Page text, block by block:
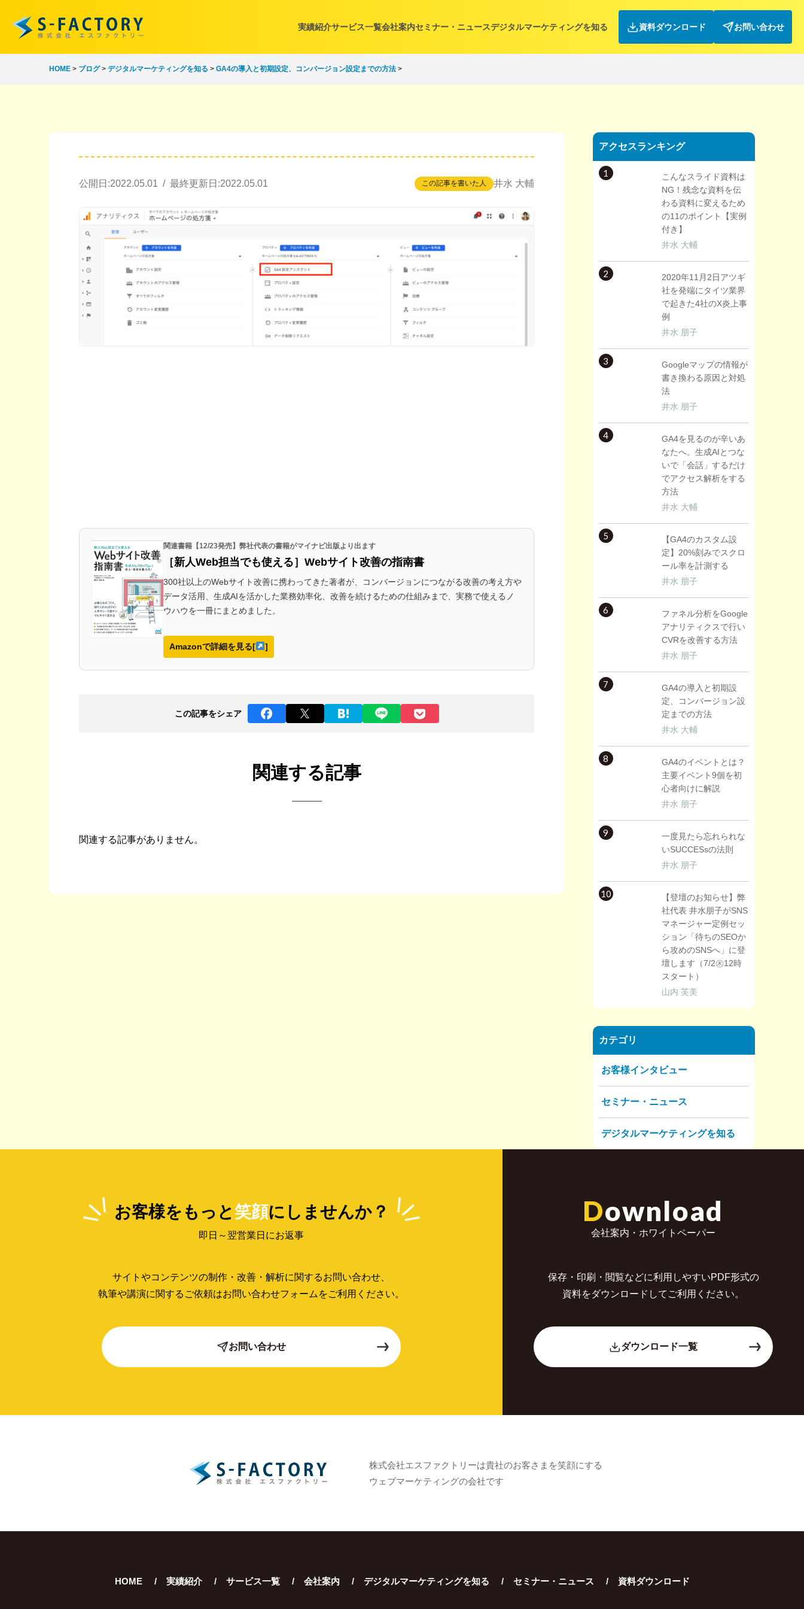
実績紹介サービス一覧会社案内セミナー・ニュースデジタルマーケティングを知る 資料ダウンロード お問い合わせ
HOME > ブログ> デジタルマーケティングを知る > GA4の導入と初期設定、コンバージョン設定までの方法 >
公開日:2022.05.01 / 最終更新日:2022.05.01 この記事を書いた人 井水 大輔
関連書籍【12/23発売】弊社代表の書籍がマイナビ出版より出ます
［新人Web担当でも使える］Webサイト改善の指南書
300社以上のWebサイト改善に携わってきた著者が、コンバージョンにつながる改善の考え方や
データ活用、生成AIを活かした業務効率化、改善を続けるための仕組みまで、実務で使えるノ
ウハウを一冊にまとめました。
Amazonで詳細を見る[ ]
この記事をシェア
関連する記事
関連する記事がありません。
アクセスランキング
1
こんなスライド資料は
NG！残念な資料を伝
わる資料に変えるため
の11のポイント【実例
付き】
井水 大輔
2
2020年11月2日アツギ
社を発端にタイツ業界
で起きた4社のX炎上事
例
井水 朋子
3
Googleマップの情報が
書き換わる原因と対処
法
井水 朋子
4
GA4を見るのが辛いあ
なたへ。生成AIとつな
いで「会話」するだけ
でアクセス解析をする
方法
井水 大輔
5
【GA4のカスタム設
定】20%刻みでスクロ
ール率を計測する
井水 朋子
6
ファネル分析をGoogle
アナリティクスで行い
CVRを改善する方法
井水 朋子
7
GA4の導入と初期設
定、コンバージョン設
定までの方法
井水 大輔
8
GA4のイベントとは？
主要イベント9個を初
心者向けに解説
井水 朋子
9
一度見たら忘れられな
いSUCCESsの法則
井水 朋子
10
【登壇のお知らせ】弊
社代表 井水朋子がSNS
マネージャー定例セッ
ション「待ちのSEOか
ら攻めのSNSへ」に登
壇します（7/2㊍12時
スタート）
山内 芙美
カテゴリ
お客様インタビュー
セミナー・ニュース
デジタルマーケティングを知る
お客様をもっと笑顔にしませんか？
即日～翌営業日にお返事
サイトやコンテンツの制作・改善・解析に関するお問い合わせ、
執筆や講演に関するご依頼はお問い合わせフォームをご利用ください。
お問い合わせ
Download
会社案内・ホワイトペーパー
保存・印刷・閲覧などに利用しやすいPDF形式の
資料をダウンロードしてご利用ください。
ダウンロード一覧
株式会社エスファクトリーは貴社のお客さまを笑顔にする
ウェブマーケティングの会社です
HOME 実績紹介 サービス一覧 会社案内 デジタルマーケティングを知る セミナー・ニュース 資料ダウンロード